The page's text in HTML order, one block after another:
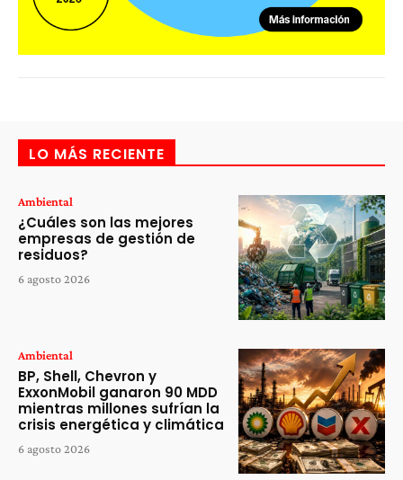
LO MÁS RECIENTE
Ambiental
¿Cuáles son las mejores
empresas de gestión de
residuos?
6 agosto 2026
Ambiental
BP, Shell, Chevron y
ExxonMobil ganaron 90 MDD
mientras millones sufrían la
crisis energética y climática
6 agosto 2026